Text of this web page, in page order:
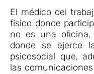
El médico del
físico donde
no es una
donde se ejerce
psicosocial que,
las